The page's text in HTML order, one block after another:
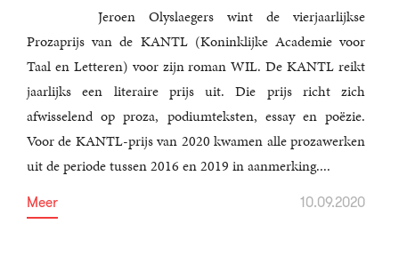
Jeroen Olyslaegers wint de vierjaarlijkse
Prozaprijs van de KANTL (Koninklijke Academie voor
Taal en Letteren) voor zijn roman WIL. De KANTL reikt
jaarlijks een literaire prijs uit. Die prijs richt zich
afwisselend op proza, podiumteksten, essay en poëzie.
Voor de KANTL-prijs van 2020 kwamen alle prozawerken
uit de periode tussen 2016 en 2019 in aanmerking....
Meer
10.09.2020